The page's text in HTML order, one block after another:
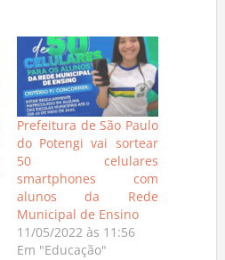
Prefeitura de São Paulo
do Potengi vai sortear
50 celulares
smartphones com
alunos da Rede
Municipal de Ensino
11/05/2022 às 11:56
Em "Educação"